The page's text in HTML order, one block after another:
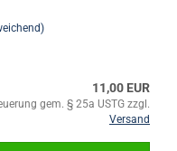
11,00 EUR
gem. § 25a USTG zzgl.
Versand